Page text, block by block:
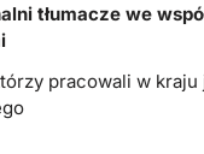
tłumacze we
pracowali w kraju